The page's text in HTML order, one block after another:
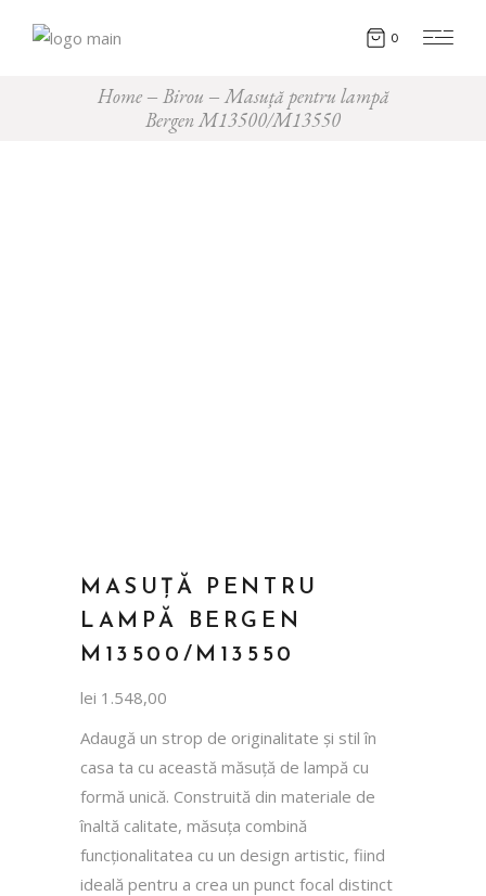
0
Home Birou
Masuță pentru lampă
Bergen M13500/M13550
MASUȚĂ PENTRU
LAMPĂ BERGEN
M13500/M13550
lei 1.548,00
Adaugă un strop de originalitate și stil în
casa ta cu această măsuță de lampă cu
formă unică. Construită din materiale de
înaltă calitate, măsuța combină
funcționalitatea cu un design artistic, fiind
ideală pentru a crea un punct focal distinct